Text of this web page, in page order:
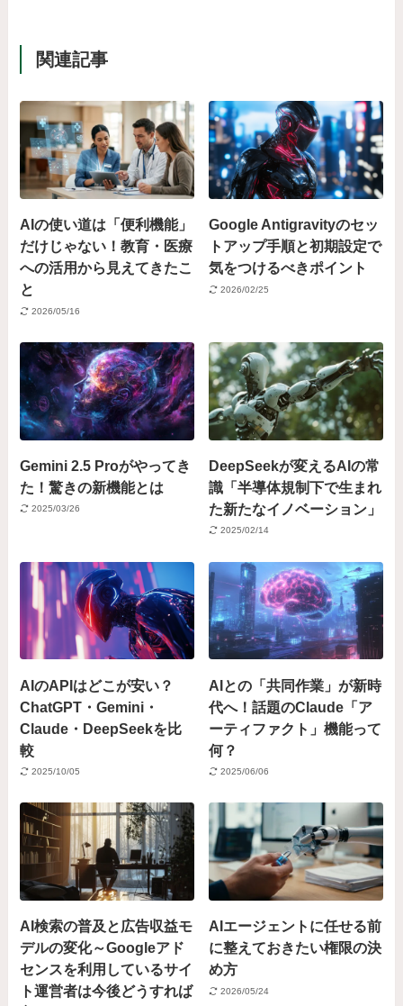
関連記事
AIの使い道は「便利機能」
だけじゃない！教育・医療
への活用から見えてきたこ
と
2026/05/16
Google Antigravityのセッ
トアップ手順と初期設定で
気をつけるべきポイント
2026/02/25
Gemini 2.5 Proがやってき
た！驚きの新機能とは
2025/03/26
DeepSeekが変えるAIの常
識「半導体規制下で生まれ
た新たなイノベーション」
2025/02/14
AIのAPIはどこが安い？
ChatGPT・Gemini・
Claude・DeepSeekを比
較
2025/10/05
AIとの「共同作業」が新時
代へ！話題のClaude「ア
ーティファクト」機能って
何？
2025/06/06
AI検索の普及と広告収益モ
デルの変化～Googleアド
センスを利用しているサイ
ト運営者は今後どうすれば
AIエージェントに任せる前
に整えておきたい権限の決
め方
2026/05/24